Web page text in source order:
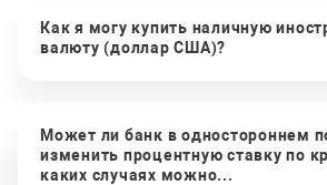
Как я могу купить наличную
валюту (доллар США)?
Может ли банк в одностороннем
изменить процентную ставку по
каких случаях можно...